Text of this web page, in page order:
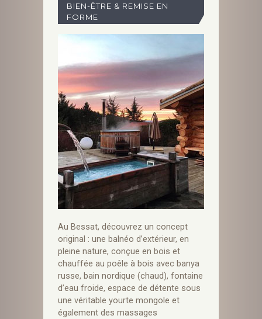
BIEN-ÊTRE & REMISE EN
FORME
Au Bessat, découvrez un concept
original : une balnéo d’extérieur, en
pleine nature, conçue en bois et
chauffée au poêle à bois avec banya
russe, bain nordique (chaud), fontaine
d’eau froide, espace de détente sous
une véritable yourte mongole et
également des massages